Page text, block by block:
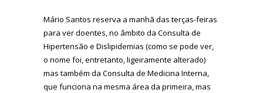
Mário Santos reserva a manhã das terças-feiras
para ver doentes, no âmbito da Consulta de
Hipertensão e Dislipidemias (como se pode ver,
o nome foi, entretanto, ligeiramente alterado)
mas também da Consulta de Medicina Interna,
que funciona na mesma área da primeira, mas